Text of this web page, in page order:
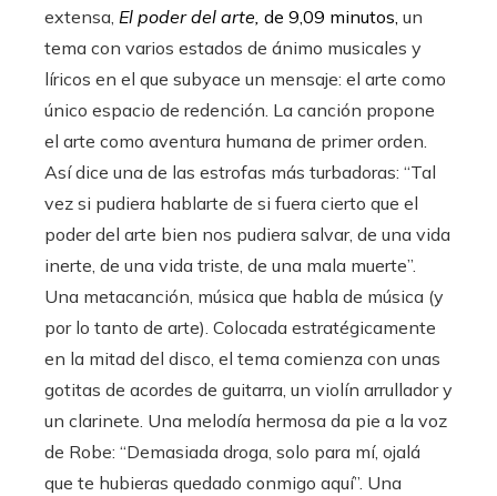
extensa, El poder del arte, de 9,09 minutos, un
tema con varios estados de ánimo musicales y
líricos en el que subyace un mensaje: el arte como
único espacio de redención. La canción propone
el arte como aventura humana de primer orden.
Así dice una de las estrofas más turbadoras: “Tal
vez si pudiera hablarte de si fuera cierto que el
poder del arte bien nos pudiera salvar, de una vida
inerte, de una vida triste, de una mala muerte”.
Una metacanción, música que habla de música (y
por lo tanto de arte). Colocada estratégicamente
en la mitad del disco, el tema comienza con unas
gotitas de acordes de guitarra, un violín arrullador y
un clarinete. Una melodía hermosa da pie a la voz
de Robe: “Demasiada droga, solo para mí, ojalá
que te hubieras quedado conmigo aquí”. Una